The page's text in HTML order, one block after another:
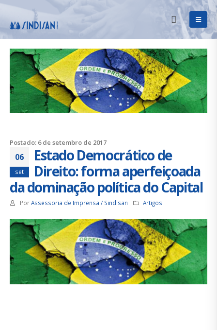
Postado: 6 de setembro de 2017
06
set
Estado Democrático de
Direito: forma aperfeiçoada
da dominação política do Capital
PorAssessoria de Imprensa / Sindisan Artigos